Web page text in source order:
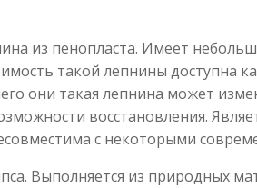
из пенопласта. Имеет
такой лепнины доступна
они такая лепнина может
восстановления.
с некоторыми
Выполняется из природных